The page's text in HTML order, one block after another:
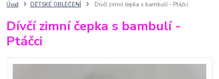
Úvod DĚTSKÉ OBLEČENÍ Dívčí zimní čepka s bambulí - Ptáčci
Dívčí zimní čepka s bambulí -
Ptáčci